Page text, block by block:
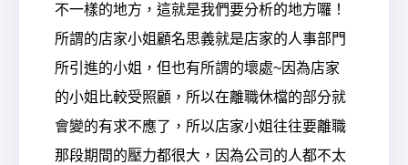
不一樣的地方，這就是我們要分析的地方囉！
所謂的店家小姐顧名思義就是店家的人事部門
所引進的小姐，但也有所謂的壞處~因為店家
的小姐比較受照顧，所以在離職休檔的部分就
會變的有求不應了，所以店家小姐往往要離職
那段期間的壓力都很大，因為公司的人都不太